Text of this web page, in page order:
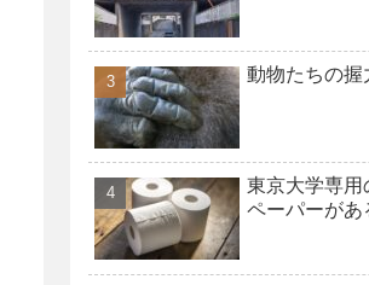
動物たちの握
東京大学専用
ペーパーがあ